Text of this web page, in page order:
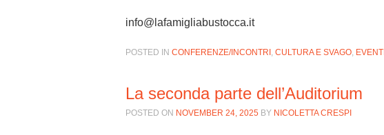
info@lafamigliabustocca.it
POSTED IN CONFERENZE/INCONTRI , CULTURA E SVAGO, EVENTI
La seconda parte dell’Auditorium
POSTED ON NOVEMBER 24, 2025 BY NICOLETTA CRESPI